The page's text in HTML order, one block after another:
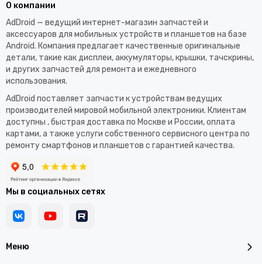
Меню
О компании
AdDroid — ведущий интернет-магазин запчастей и
аксессуаров для мобильных устройств и планшетов на базе
Android. Компания предлагает качественные оригинальные
детали, такие как дисплеи, аккумуляторы, крышки, тачскрины,
и других запчастей для ремонта и ежедневного
использования.​
AdDroid поставляет запчасти к устройствам ведущих
производителей мировой мобильной электроники. Клиентам
доступны , быстрая доставка по Москве и России, оплата
картами, а также услуги собственного сервисного центра по
ремонту смартфонов и планшетов с гарантией качества.
Мы в социальных сетях